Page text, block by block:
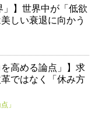
」】世界中が「低欲
しい衰退に向かう
高める論点」】求
ではなく「休み方
」